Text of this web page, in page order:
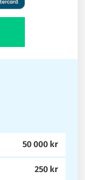
50 000 kr
250 kr